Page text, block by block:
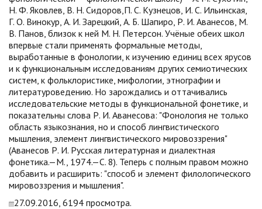
Н. Ф. Яковлев, В. Н. Сидоров,П. С. Кузнецов, И. С. Ильинская,
Г. О. Винокур, А. И. Зарецкий, А. Б. Шапиро, Р. И. Аванесов, М.
В. Панов, близок к ней М. Н. Петерсон. Учёные обеих школ
впервые стали применять формальные методы,
выработанные в фонологии, к изучению единиц всех ярусов
и к функциональным исследованиям других семиотических
систем, к фольклористике, мифологии, этнографии и
литературоведению. Но зарождались и оттачивались
исследовательские методы в функциональной фонетике, и
показательны слова Р. И. Аванесова: "Фонология не только
область языкознания, но и способ лингвистического
мышления, элемент лингвистического мировоззрения"
(Аванесов Р. И. Русская литературная и диалектная
фонетика.—М., 1974.—С. 8). Теперь с полным правом можно
добавить и расширить: "способ и элемент филологического
мировоззрения и мышления".
27.09.2016, 6194 просмотра.